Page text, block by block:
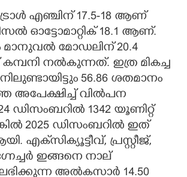
എഞ്ചിന് 17.5-18 ആണ്
ഓട്ടോമാറ്റിക് 18.1 ആണ്.
മോഡലിന് 20.4
നൽകുന്നത്. ഇത്ര മികച്ച
56.86 ശതമാനം
അപേക്ഷിച്ച് വിൽപന
ഡിസംബറിൽ 1342 യൂണിറ്റ്
2025 ഡിസംബറിൽ ഇത്
എക്‌സിക്യൂട്ടീവ്, പ്രസ്റ്റീജ്,
ഇങ്ങനെ നാല്
ലഭിക്കുന്ന അൽകസാർ 14.50